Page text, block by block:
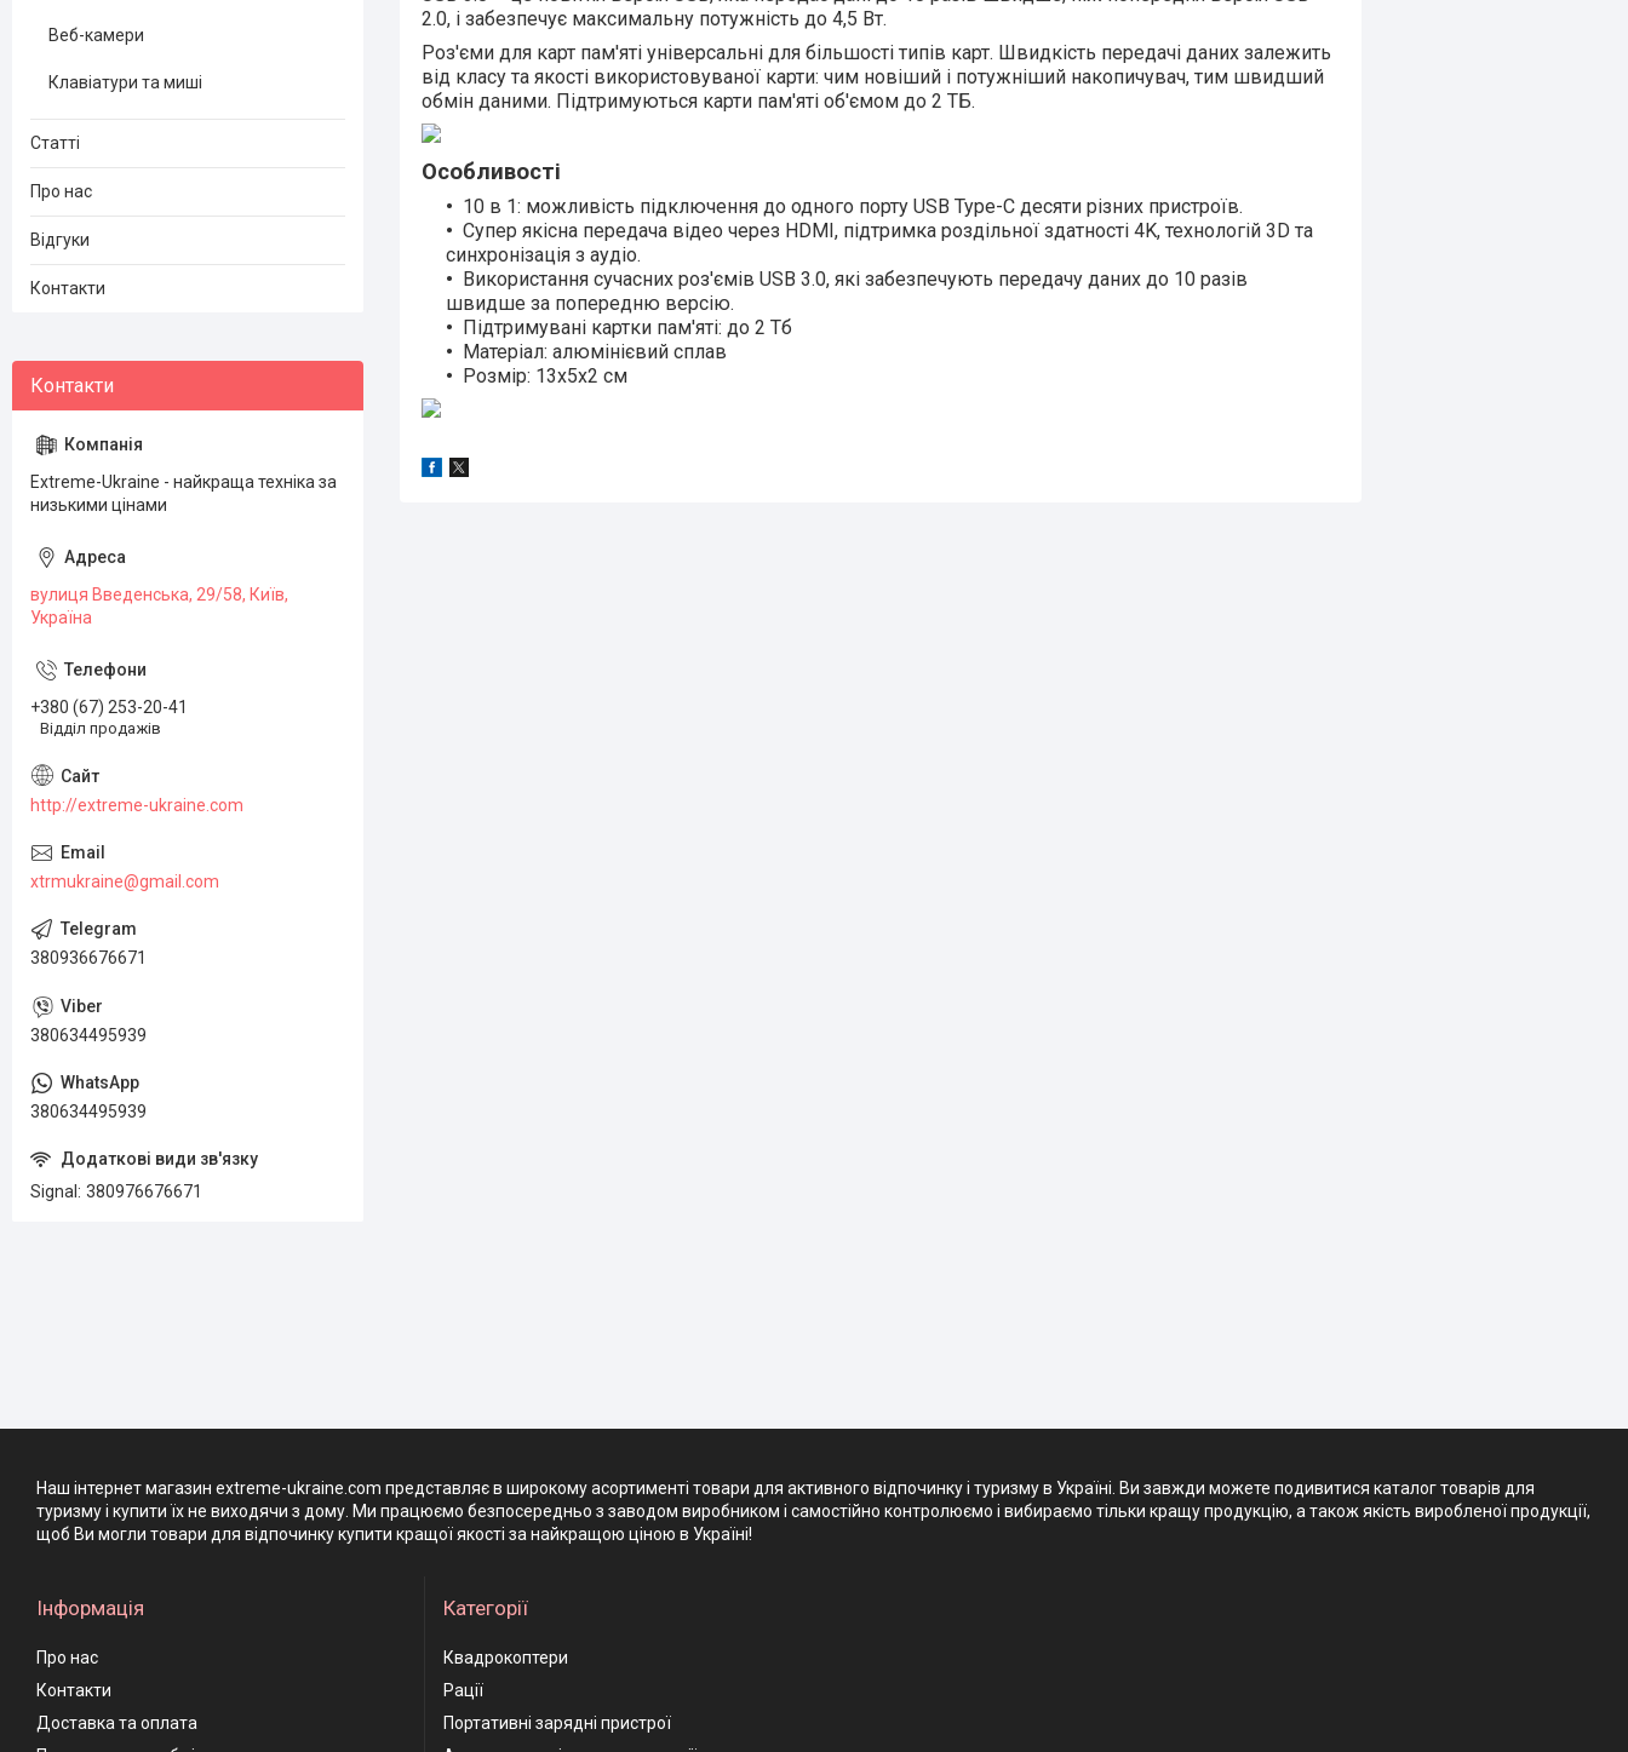
2.0, і забезпечує максимальну потужність до 4,5 Вт.
Роз'єми для карт пам'яті універсальні для більшості типів карт. Швидкість передачі даних залежить
від класу та якості використовуваної карти: чим новіший і потужніший накопичувач, тим швидший
обмін даними. Підтримуються карти пам'яті об'ємом до 2 ТБ.
Особливості
10 в 1: можливість підключення до одного порту USB Type-C десяти різних пристроїв.
Супер якісна передача відео через HDMI, підтримка роздільної здатності 4K, технологій 3D та
синхронізація з аудіо.
Використання сучасних роз'ємів USB 3.0, які забезпечують передачу даних до 10 разів
швидше за попередню версію.
Підтримувані картки пам'яті: до 2 Тб
Матеріал: алюмінієвий сплав
Розмір: 13х5х2 см
Веб-камери
Клавіатури та миші
Статті
Про нас
Відгуки
Контакти
Extreme-Ukraine - найкраща техніка за
низькими цінами
вулиця Введенська, 29/58, Київ,
Україна
+380 (67) 253-20-41
Відділ продажів
http://extreme-ukraine.com
xtrmukraine@gmail.com
380936676671
380634495939
380634495939
Signal 380976676671
Наш інтернет магазин extreme-ukraine.com представляє в широкому асортименті товари для активного відпочинку і туризму в Україні. Ви завжди можете подивитися каталог товарів для
туризму і купити їх не виходячи з дому. Ми працюємо безпосередньо з заводом виробником і самостійно контролюємо і вибираємо тільки кращу продукцію, а також якість виробленої продукції,
щоб Ви могли товари для відпочинку купити кращої якості за найкращою ціною в Україні!
Інформація
Про нас
Контакти
Доставка та оплата
Категорії
Квадрокоптери
Рації
Портативні зарядні пристрої